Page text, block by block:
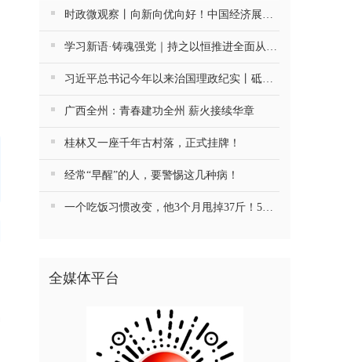
时政微观察丨向新向优向好！中国经济展现强大韧性和活力
学习新语·铸魂强党｜持之以恒推进全面从严治党
习近平总书记今年以来治国理政纪实丨砥砺初心使命 把党建设得更加坚强有力
广西全州：青春建功全州 薪火接续华章
桂林又一座千年古村落，正式挂牌！
经常“早醒”的人，要警惕这几种病！
一个吃饭习惯改变，他3个月甩掉37斤！5种慢病药停了4种
全媒体平台